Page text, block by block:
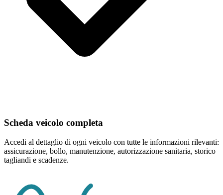
Scheda veicolo completa
Accedi al dettaglio di ogni veicolo con tutte le informazioni rilevanti:
assicurazione, bollo, manutenzione, autorizzazione sanitaria, storico
tagliandi e scadenze.